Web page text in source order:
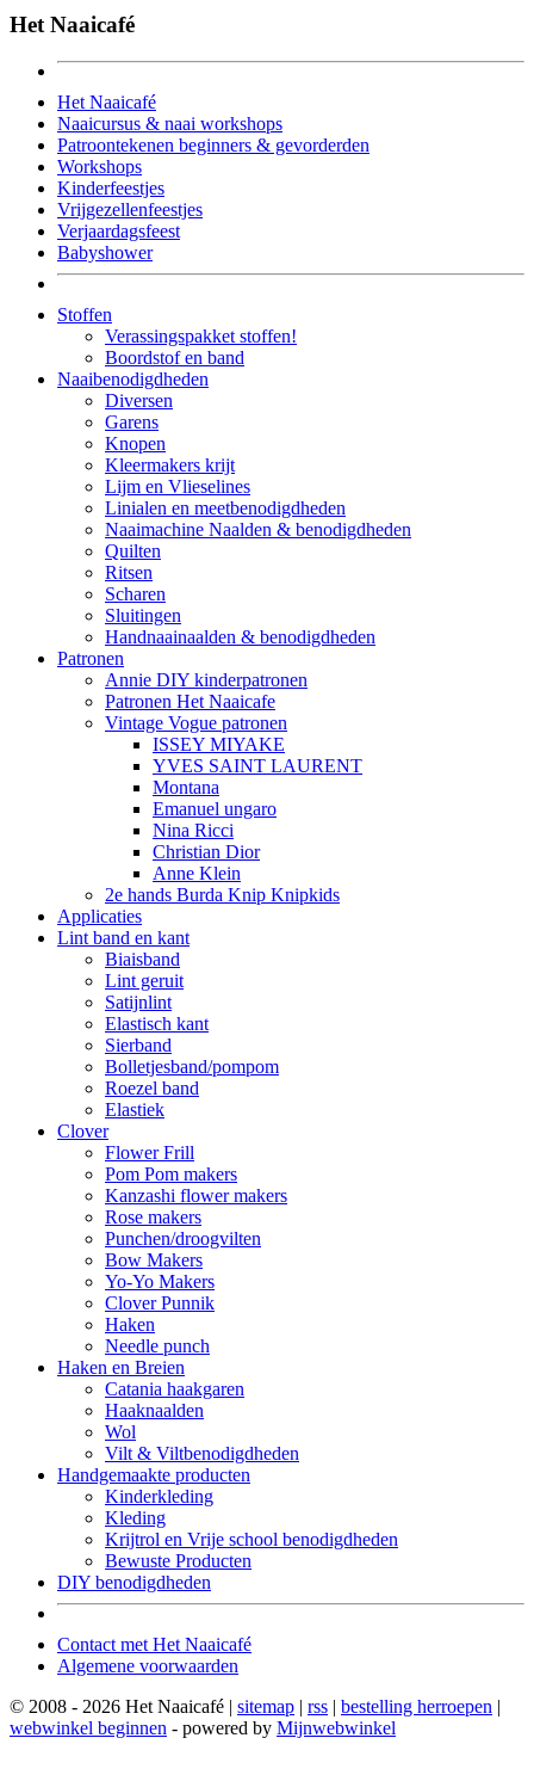
Het Naaicafé
Het Naaicafé
Naaicursus & naai workshops
Patroontekenen beginners & gevorderden
Workshops
Kinderfeestjes
Vrijgezellenfeestjes
Verjaardagsfeest
Babyshower
Stoffen
Verassingspakket stoffen!
Boordstof en band
Naaibenodigdheden
Diversen
Garens
Knopen
Kleermakers krijt
Lijm en Vlieselines
Linialen en meetbenodigdheden
Naaimachine Naalden & benodigdheden
Quilten
Ritsen
Scharen
Sluitingen
Handnaainaalden & benodigdheden
Patronen
Annie DIY kinderpatronen
Patronen Het Naaicafe
Vintage Vogue patronen
ISSEY MIYAKE
YVES SAINT LAURENT
Montana
Emanuel ungaro
Nina Ricci
Christian Dior
Anne Klein
2e hands Burda Knip Knipkids
Applicaties
Lint band en kant
Biaisband
Lint geruit
Satijnlint
Elastisch kant
Sierband
Bolletjesband/pompom
Roezel band
Elastiek
Clover
Flower Frill
Pom Pom makers
Kanzashi flower makers
Rose makers
Punchen/droogvilten
Bow Makers
Yo-Yo Makers
Clover Punnik
Haken
Needle punch
Haken en Breien
Catania haakgaren
Haaknaalden
Wol
Vilt & Viltbenodigdheden
Handgemaakte producten
Kinderkleding
Kleding
Krijtrol en Vrije school benodigdheden
Bewuste Producten
DIY benodigdheden
Contact met Het Naaicafé
Algemene voorwaarden
© 2008 - 2026 Het Naaicafé | sitemap | rss | bestelling herroepen |
webwinkel beginnen - powered by Mijnwebwinkel